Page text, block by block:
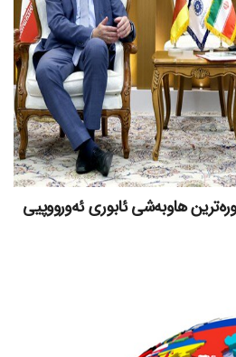
هاوبەشی ئابوری ئەورووپیی